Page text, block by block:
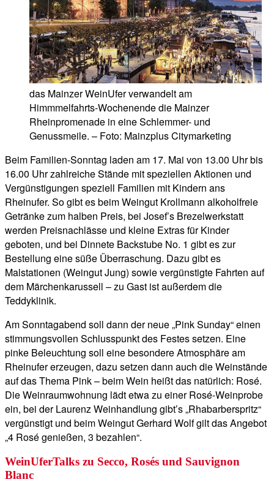
das Mainzer WeinUfer verwandelt am
Himmmelfahrts-Wochenende die Mainzer
Rheinpromenade in eine Schlemmer- und
Genussmeile. – Foto: Mainzplus Citymarketing
Beim Familien-Sonntag laden am 17. Mai von 13.00 Uhr bis
16.00 Uhr zahlreiche Stände mit speziellen Aktionen und
Vergünstigungen speziell Familien mit Kindern ans
Rheinufer. So gibt es beim Weingut Krollmann alkoholfreie
Getränke zum halben Preis, bei Josef’s Brezelwerkstatt
werden Preisnachlässe und kleine Extras für Kinder
geboten, und bei Dinnete Backstube No. 1 gibt es zur
Bestellung eine süße Überraschung. Dazu gibt es
Malstationen (Weingut Jung) sowie vergünstigte Fahrten auf
dem Märchenkarussell – zu Gast ist außerdem die
Teddyklinik.
Am Sonntagabend soll dann der neue „Pink Sunday“ einen
stimmungsvollen Schlusspunkt des Festes setzen. Eine
pinke Beleuchtung soll eine besondere Atmosphäre am
Rheinufer erzeugen, dazu setzen dann auch die Weinstände
auf das Thema Pink – beim Wein heißt das natürlich: Rosé.
Die Weinraumwohnung lädt etwa zu einer Rosé-Weinprobe
ein, bei der Laurenz Weinhandlung gibt’s „Rhabarberspritz“
vergünstigt und beim Weingut Gerhard Wolf gilt das Angebot
„4 Rosé genießen, 3 bezahlen“.
WeinUferTalks zu Secco, Rosés und Sauvignon
Blanc